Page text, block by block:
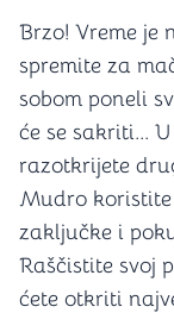
Brzo! Vreme je
spremite za
sobom poneli
će se sakriti...
razotkrijete
Mudro koristite
zaključke i
Raščistite svoj
ćete otkriti